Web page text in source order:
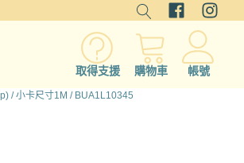
取得支援 購物車 帳號
/小卡尺寸1M / BUA1L10345